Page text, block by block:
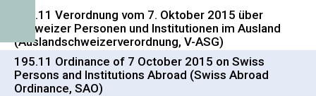
195.11 Verordnung vom 7. Oktober 2015 über
Schweizer Personen und Institutionen im Ausland
(Auslandschweizerverordnung, V-ASG)
195.11 Ordinance of 7 October 2015 on Swiss
Persons and Institutions Abroad (Swiss Abroad
Ordinance, SAO)